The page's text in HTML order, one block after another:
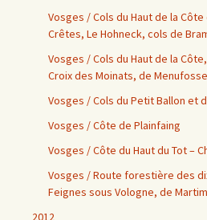
Vosges / Cols du Haut de la
Crêtes, Le Hohneck, cols de
Vosges / Cols du Haut de la
Croix des Moinats, de
Vosges / Cols du Petit Ballon et
Vosges / Côte de Plainfaing
Vosges / Côte du Haut du Tot –
Vosges / Route forestière des
Feignes sous Vologne, de
2012